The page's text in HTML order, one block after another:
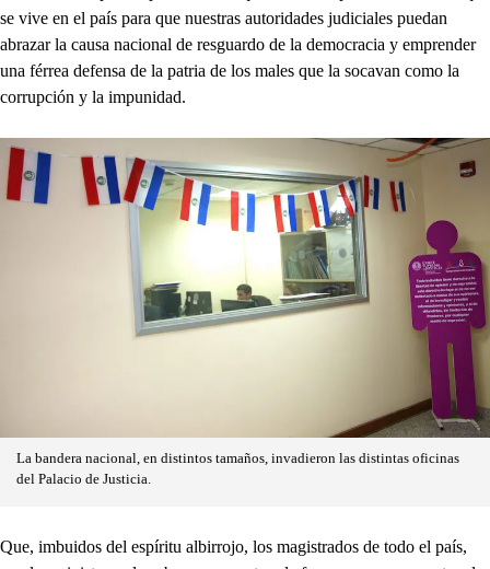
se vive en el país para que nuestras autoridades judiciales puedan
abrazar la causa nacional de resguardo de la democracia y emprender
una férrea defensa de la patria de los males que la socavan como la
corrupción y la impunidad.
La bandera nacional, en distintos tamaños, invadieron las distintas oficinas
del Palacio de Justicia.
Que, imbuidos del espíritu albirrojo, los magistrados de todo el país,